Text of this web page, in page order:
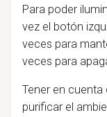
Para poder
vez el botón
veces para
veces para
Tener en cuenta
purificar el